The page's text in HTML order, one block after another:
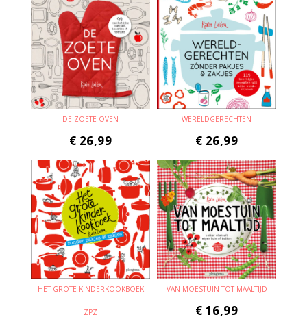
DE ZOETE OVEN
€ 26,99
WERELDGERECHTEN
€ 26,99
HET GROTE KINDERKOOKBOEK
ZPZ
VAN MOESTUIN TOT MAALTIJD
€ 16,99